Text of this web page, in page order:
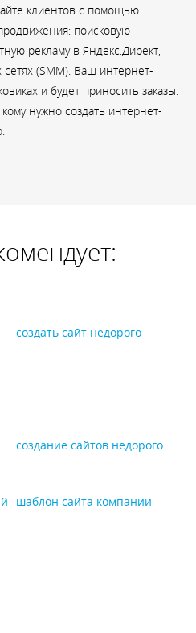
клиентов с помощью
поисковую
рекламу в Яндекс.Директ,
(SMM). Ваш интернет-
и будет приносить заказы.
нужно создать интернет-
создать сайт недорого
создание сайтов недорого
шаблон сайта компании